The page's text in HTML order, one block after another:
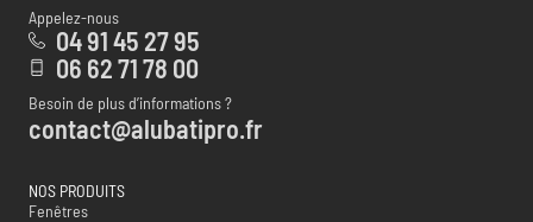
Appelez-nous
04 91 45 27 95
06 62 71 78 00
Besoin de plus d’informations ?
contact@alubatipro.fr
NOS PRODUITS
Fenêtres